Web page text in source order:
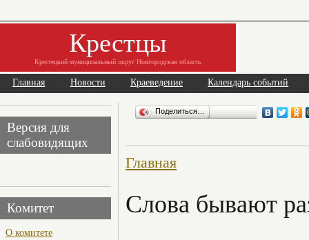
Крестцы
Крестецкий муниципальный округ Новгородская область
Главная Новости Краеведение Календарь событий
Версия для
слабовидящих
Комитет
О комитете
Поделиться…
Главная
Слова бывают